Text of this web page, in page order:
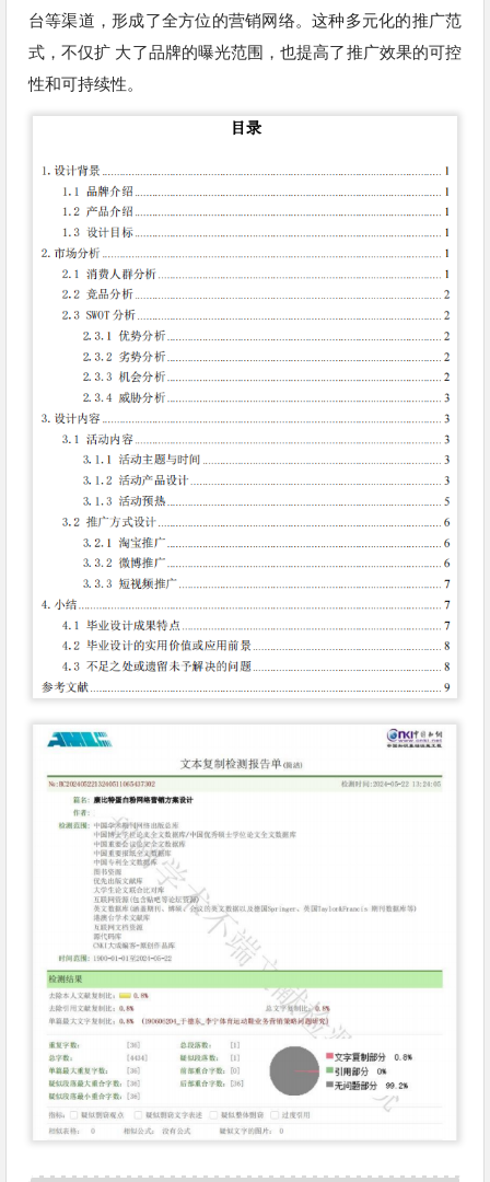
台等渠道，形成了全方位的营销网络。这种多元化的推广范
式，不仅扩 大了品牌的曝光范围，也提高了推广效果的可控
性和可持续性。